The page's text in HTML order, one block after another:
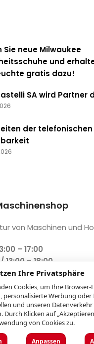
Sie neue Milwaukee
und
gratis dazu!
SA wird Partner
der telefonischen
von Maschinen und
– 17:00
13:00 – 18:00
– 17:00
Ihre Privatsphäre
Cookies, um Ihre Browser-
personalisierte Werbung oder
und unseren Datenverkehr
Durch Klicken auf
von Cookies zu.
Anpassen